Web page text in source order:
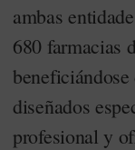
ambas
680 farmacias
diseñados
profesional y